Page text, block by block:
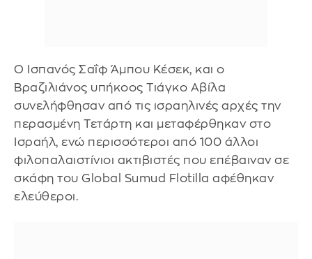
Ο Ισπανός Σαΐφ Άμπου Κέσεκ, και ο
Βραζιλιάνος υπήκοος Τιάγκο Αβίλα
συνελήφθησαν από τις ισραηλινές αρχές την
περασμένη Τετάρτη και μεταφέρθηκαν στο
Ισραήλ, ενώ περισσότεροι από 100 άλλοι
φιλοπαλαιστίνιοι ακτιβιστές που επέβαιναν σε
σκάφη του Global Sumud Flotilla αφέθηκαν
ελεύθεροι.